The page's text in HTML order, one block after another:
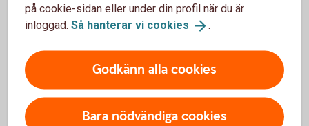
på cookie-sidan eller under din profil när du är
inloggad. Så hanterar vi cookies .
Godkänn alla cookies
Bara nödvändiga cookies